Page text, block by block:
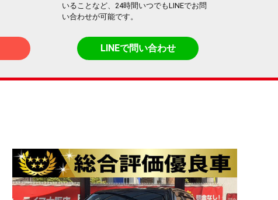
いることなど、24時間いつでもLINEでお問
い合わせが可能です。
LINEで問い合わせ